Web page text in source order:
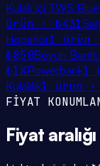
Kulak içi TWS
ürün · ₺431
Hoparlör1 ürün
₺850Boyun
₺1KPowerbank1
Kulaklık1 ürün ·
FİYAT
Fiyat aralığı